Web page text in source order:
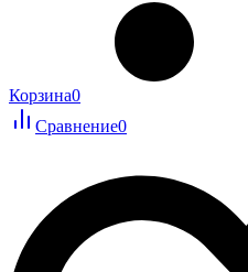
Корзина0
Сравнение0